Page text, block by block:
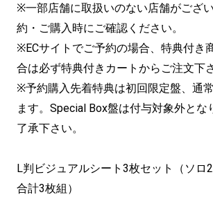
※一部店舗に取扱いのない店舗がござ
約・ご購入時にご確認ください。
※ECサイトでご予約の場合、特典付き
合は必ず特典付きカートからご注文下
※予約購入先着特典は初回限定盤、通
ます。Special Box盤は付与対象外とな
了承下さい。
L判ビジュアルシート3枚セット（ソロ
合計3枚組）